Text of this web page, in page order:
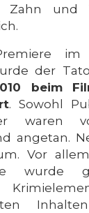
Zahn und
im
wurde der
beim
. Sowohl
waren
angetan.
Vor
wurde